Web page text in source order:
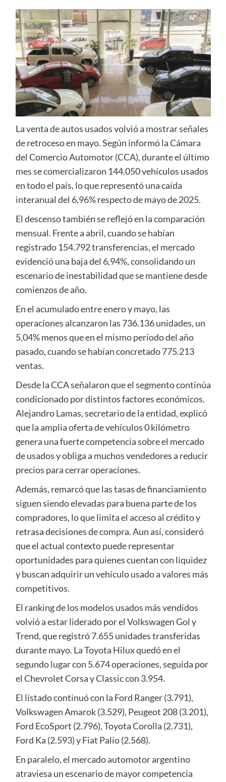
La venta de autos usados volvió a mostrar señales
de retroceso en mayo. Según informó la Cámara
del Comercio Automotor (CCA), durante el último
mes se comercializaron 144.050 vehículos usados
en todo el país, lo que representó una caída
interanual del 6,96% respecto de mayo de 2025.
El descenso también se reflejó en la comparación
mensual. Frente a abril, cuando se habían
registrado 154.792 transferencias, el mercado
evidenció una baja del 6,94%, consolidando un
escenario de inestabilidad que se mantiene desde
comienzos de año.
En el acumulado entre enero y mayo, las
operaciones alcanzaron las 736.136 unidades, un
5,04% menos que en el mismo período del año
pasado, cuando se habían concretado 775.213
ventas.
Desde la CCA señalaron que el segmento continúa
condicionado por distintos factores económicos.
Alejandro Lamas, secretario de la entidad, explicó
que la amplia oferta de vehículos 0 kilómetro
genera una fuerte competencia sobre el mercado
de usados y obliga a muchos vendedores a reducir
precios para cerrar operaciones.
Además, remarcó que las tasas de financiamiento
siguen siendo elevadas para buena parte de los
compradores, lo que limita el acceso al crédito y
retrasa decisiones de compra. Aun así, consideró
que el actual contexto puede representar
oportunidades para quienes cuentan con liquidez
y buscan adquirir un vehículo usado a valores más
competitivos.
El ranking de los modelos usados más vendidos
volvió a estar liderado por el Volkswagen Gol y
Trend, que registró 7.655 unidades transferidas
durante mayo. La Toyota Hilux quedó en el
segundo lugar con 5.674 operaciones, seguida por
el Chevrolet Corsa y Classic con 3.954.
El listado continuó con la Ford Ranger (3.791),
Volkswagen Amarok (3.529), Peugeot 208 (3.201),
Ford EcoSport (2.796), Toyota Corolla (2.731),
Ford Ka (2.593) y Fiat Palio (2.568).
En paralelo, el mercado automotor argentino
atraviesa un escenario de mayor competencia